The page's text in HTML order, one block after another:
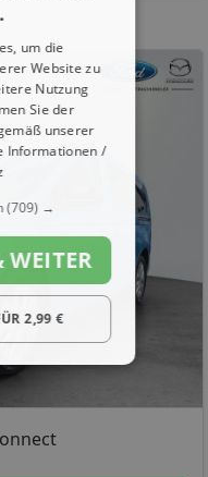
um die
Website zu
Nutzung
Sie der
unserer
Informationen /
(709) →
2,99 €